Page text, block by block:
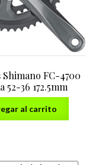
Shimano FC-4700
52-36 172.5mm
al carrito